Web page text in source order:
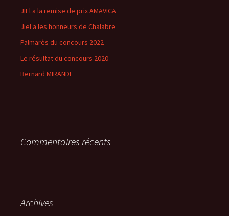
JIEl a la remise de prix AMAVICA
Jiel a les honneurs de Chalabre
Palmarès du concours 2022
Le résultat du concours 2020
Bernard MIRANDE
Commentaires récents
Archives